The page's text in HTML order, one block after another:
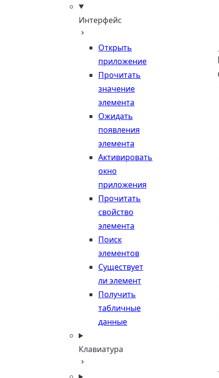
Интерфейс
Открыть
приложение
Прочитать
значение
элемента
Ожидать
появления
элемента
Активировать
окно
приложения
Прочитать
свойство
элемента
Поиск
элементов
Существует
ли элемент
Получить
табличные
данные
Клавиатура